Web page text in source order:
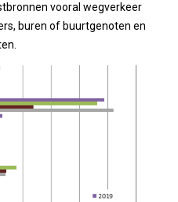
vooral wegverkeer
buren of buurtgenoten en